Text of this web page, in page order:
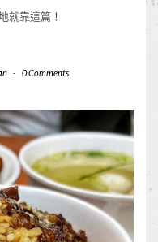
就靠這篇！
- 0 Comments